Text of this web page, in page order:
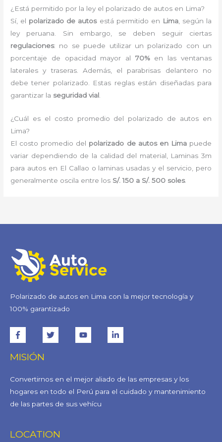
¿Está permitido por la ley el polarizado de autos en Lima?
Sí, el polarizado de autosestá permitido en Lima, según la
ley peruana. Sin embargo, se deben seguir ciertas
regulaciones: no se puede utilizar un polarizado con un
porcentaje de opacidad mayor al 70%en las ventanas
laterales y traseras. Además, el parabrisas delantero no
debe tener polarizado. Estas reglas están diseñadas para
garantizar la seguridad vial
¿Cuál es el costo promedio del polarizado de autos en
Lima?
El costo promedio del polarizado de autos en Limapuede
variar dependiendo de la calidad del material, Laminas 3m
para autos en El Callao o laminas usadas y el servicio, pero
generalmente oscila entre los S/. 150 a S/. 500 soles.
Polarizado de autos en Lima con la mejor tecnología y
100% garantizado
MISIÓN
Convertirnos en el mejor aliado de las empresas y los
hogares en todo el Perú para el cuidado y mantenimiento
de las partes de sus vehícu
LOCATION